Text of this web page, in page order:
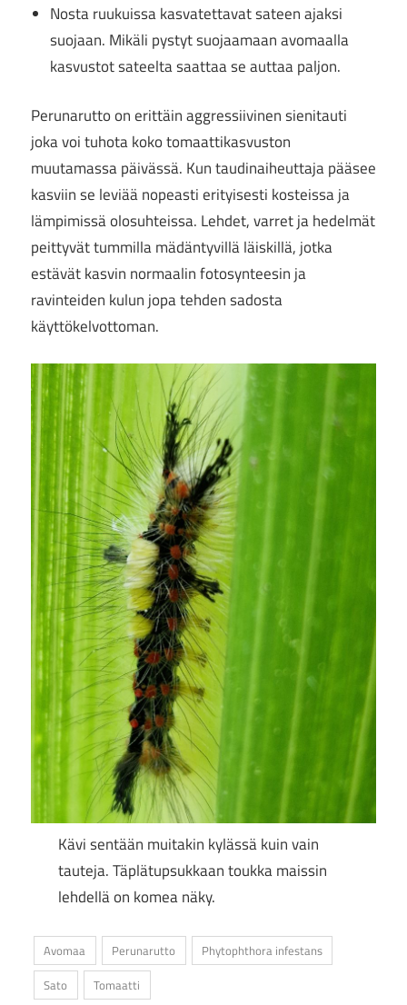
Nosta ruukuissa kasvatettavat sateen ajaksi
suojaan. Mikäli pystyt suojaamaan avomaalla
kasvustot sateelta saattaa se auttaa paljon.
Perunarutto on erittäin aggressiivinen sienitauti
joka voi tuhota koko tomaattikasvuston
muutamassa päivässä. Kun taudinaiheuttaja pääsee
kasviin se leviää nopeasti erityisesti kosteissa ja
lämpimissä olosuhteissa. Lehdet, varret ja hedelmät
peittyvät tummilla mädäntyvillä läiskillä, jotka
estävät kasvin normaalin fotosynteesin ja
ravinteiden kulun jopa tehden sadosta
käyttökelvottoman.
Kävi sentään muitakin kylässä kuin vain
tauteja. Täplätupsukkaan toukka maissin
lehdellä on komea näky.
Avomaa Perunarutto
Phytophthora infestans
Sato
Tomaatti